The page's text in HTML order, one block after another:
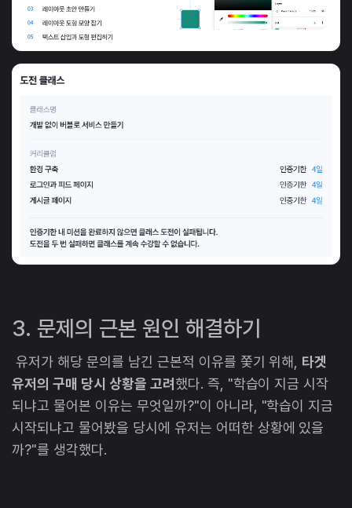
3. 문제의 근본 원인 해결하기
유저가 해당 문의를 남긴 근본적 이유를 쫓기 위해, 타겟
유저의 구매 당시 상황을 고려 했다. 즉, "학습이 지금 시작
되냐고 물어본 이유는 무엇일까?"이 아니라, "학습이 지금
시작되냐고 물어봤을 당시에 유저는 어떠한 상황에 있을
까?"를 생각했다.